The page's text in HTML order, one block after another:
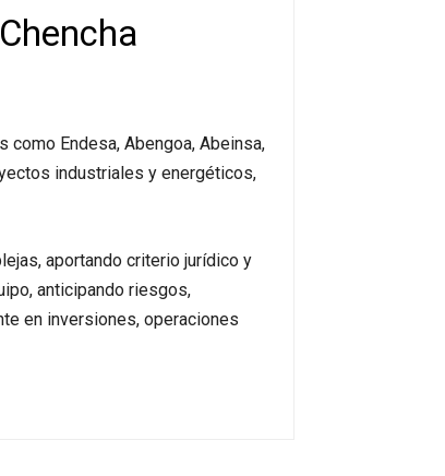
Endesa, Abengoa, Abeinsa,
industriales y energéticos,
aportando criterio jurídico y
anticipando riesgos,
en inversiones, operaciones